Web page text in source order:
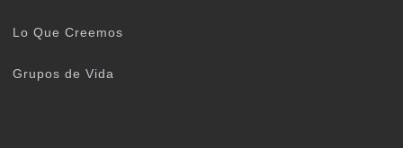
Lo Que Creemos
Grupos de Vida